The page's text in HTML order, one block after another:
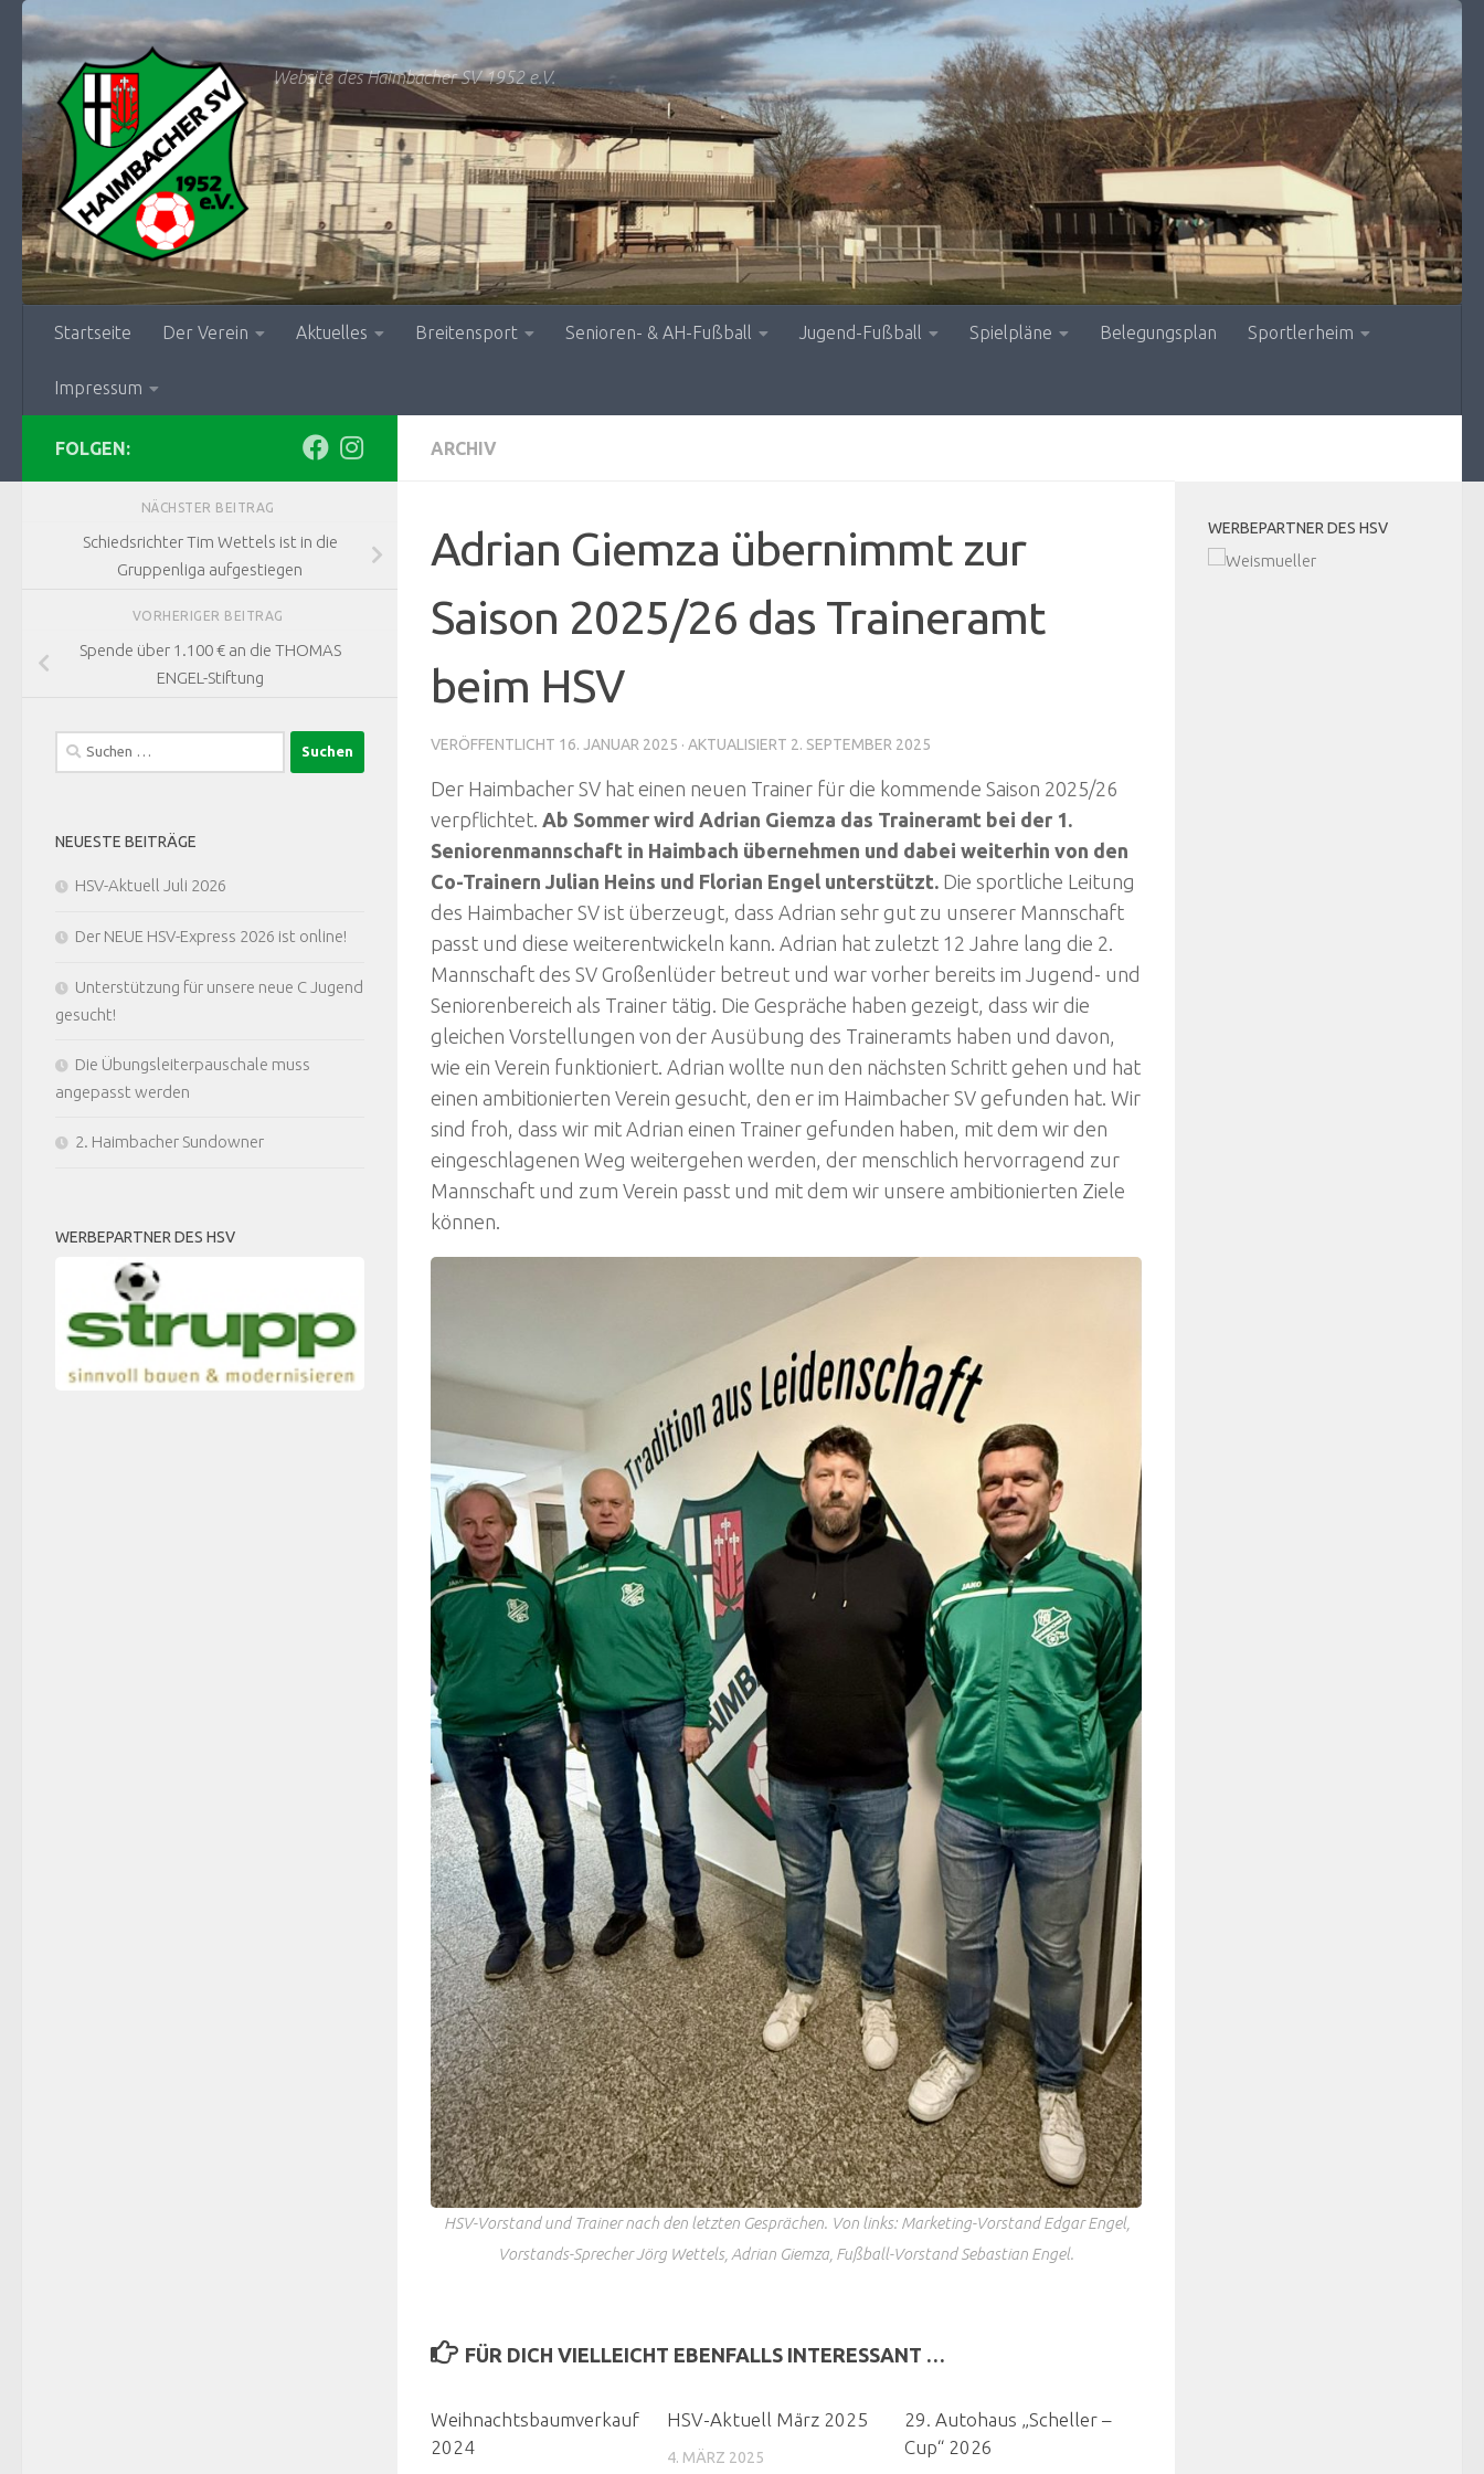
Zum Inhalt springen
Website des Haimbacher SV 1952 e.V.
Startseite Der Verein Aktuelles Breitensport Senioren- & AH-Fußball Jugend-Fußball Spielpläne Belegungsplan Sportlerheim
Impressum
ARCHIV
Adrian Giemza übernimmt zur
Saison 2025/26 das Traineramt
beim HSV
VERÖFFENTLICHT 16. JANUAR 2025 · AKTUALISIERT 2. SEPTEMBER 2025
Der Haimbacher SV hat einen neuen Trainer für die kommende Saison 2025/26
verpflichtet. Ab Sommer wird Adrian Giemza das Traineramt bei der 1.
Seniorenmannschaft in Haimbach übernehmen und dabei weiterhin von den
Co-Trainern Julian Heins und Florian Engel unterstützt. Die sportliche Leitung
des Haimbacher SV ist überzeugt, dass Adrian sehr gut zu unserer Mannschaft
passt und diese weiterentwickeln kann. Adrian hat zuletzt 12 Jahre lang die 2.
Mannschaft des SV Großenlüder betreut und war vorher bereits im Jugend- und
Seniorenbereich als Trainer tätig. Die Gespräche haben gezeigt, dass wir die
gleichen Vorstellungen von der Ausübung des Traineramts haben und davon,
wie ein Verein funktioniert. Adrian wollte nun den nächsten Schritt gehen und hat
einen ambitionierten Verein gesucht, den er im Haimbacher SV gefunden hat. Wir
sind froh, dass wir mit Adrian einen Trainer gefunden haben, mit dem wir den
eingeschlagenen Weg weitergehen werden, der menschlich hervorragend zur
Mannschaft und zum Verein passt und mit dem wir unsere ambitionierten Ziele
können.
HSV-Vorstand und Trainer nach den letzten Gesprächen. Von links: Marketing-Vorstand Edgar Engel,
Vorstands-Sprecher Jörg Wettels, Adrian Giemza, Fußball-Vorstand Sebastian Engel.
FÜR DICH VIELLEICHT EBENFALLS INTERESSANT …
Weihnachtsbaumverkauf
2024
HSV-Aktuell März 2025
4. MÄRZ 2025
29. Autohaus „Scheller –
Cup“ 2026
FOLGEN:
NÄCHSTER BEITRAG
Schiedsrichter Tim Wettels ist in die
Gruppenliga aufgestiegen
VORHERIGER BEITRAG
Spende über 1.100 € an die THOMAS
ENGEL-Stiftung
Suchen
nach:
NEUESTE BEITRÄGE
HSV-Aktuell Juli 2026
Der NEUE HSV-Express 2026 ist online!
Unterstützung für unsere neue C Jugend
gesucht!
Die Übungsleiterpauschale muss
angepasst werden
2. Haimbacher Sundowner
WERBEPARTNER DES HSV
WERBEPARTNER DES HSV